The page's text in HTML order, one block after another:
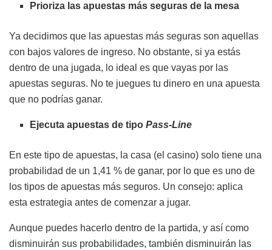
Prioriza las apuestas más seguras de la mesa
Ya decidimos que las apuestas más seguras son aquellas
con bajos valores de ingreso. No obstante, si ya estás
dentro de una jugada, lo ideal es que vayas por las
apuestas seguras. No te juegues tu dinero en una apuesta
que no podrías ganar.
Ejecuta apuestas de tipo Pass-Line
En este tipo de apuestas, la casa (el casino) solo tiene una
probabilidad de un 1,41 % de ganar, por lo que es uno de
los tipos de apuestas más seguros. Un consejo: aplica
esta estrategia antes de comenzar a jugar.
Aunque puedes hacerlo dentro de la partida, y así como
disminuirán sus probabilidades, también disminuirán las